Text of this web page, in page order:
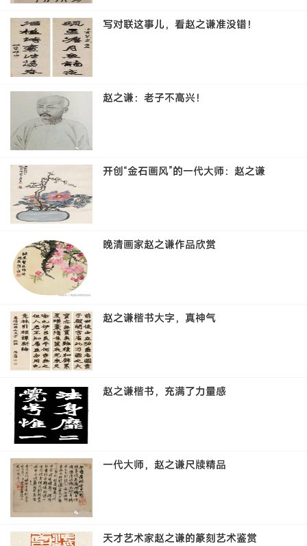
写对联这事儿，看赵之谦准没错！
赵之谦：老子不高兴！
开创“金石画风”的一代大师：赵之谦
晚清画家赵之谦作品欣赏
赵之谦楷书大字，真神气
赵之谦楷书，充满了力量感
一代大师，赵之谦尺牍精品
天才艺术家赵之谦的篆刻艺术鉴赏